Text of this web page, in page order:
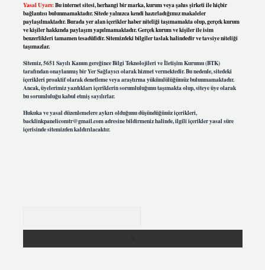
Yasal Uyarı:Bu internet sitesi, herhangi bir marka, kurum veya şahıs şirketi ile hiçbir
bağlantısı bulunmamaktadır. Sitede yalnızca kendi hazırladığımız makaleler
paylaşılmaktadır. Burada yer alan içerikler haber niteliği taşımamakta olup, gerçek kurum
ve kişiler hakkında paylaşım yapılmamaktadır. Gerçek kurum ve kişiler ile isim
benzerlikleri tamamen tesadüfidir. Sitemizdeki bilgiler taslak halindedir ve tavsiye niteliği
taşımazlar.
Sitemiz, 5651 Sayılı Kanun gereğince Bilgi Teknolojileri ve İletişim Kurumu (BTK)
tarafından onaylanmış bir Yer Sağlayıcı olarak hizmet vermektedir. Bu nedenle, sitedeki
içerikleri proaktif olarak denetleme veya araştırma yükümlülüğümüz bulunmamaktadır.
Ancak, üyelerimiz yazdıkları içeriklerin sorumluluğunu taşımakta olup, siteye üye olarak
bu sorumluluğu kabul etmiş sayılırlar.
Hukuka ve yasal düzenlemelere aykırı olduğunu düşündüğünüz içerikleri,
backlinkpanelicomtr@gmail.comadresine bildirmeniz halinde, ilgili içerikler yasal süre
içerisinde sitemizden kaldırılacaktır.